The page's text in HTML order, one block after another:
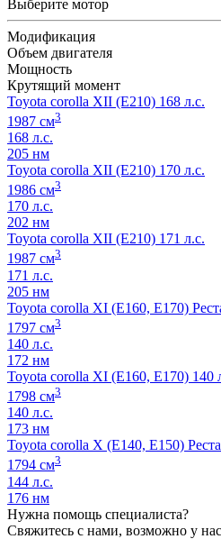
Выберите мотор
Модификация
Объем двигателя
Мощность
Крутящий момент
Toyota corolla XII (E210) 168 л.с.
1987 см3
168 л.с.
205 нм
Toyota corolla XII (E210) 170 л.с.
1986 см3
170 л.с.
202 нм
Toyota corolla XII (E210) 171 л.с.
1987 см3
171 л.с.
205 нм
Toyota corolla XI (E160, E170)
1797 см3
140 л.с.
172 нм
Toyota corolla XI (E160, E170) 140
1798 см3
140 л.с.
173 нм
Toyota corolla X (E140, E150)
1794 см3
144 л.с.
176 нм
Нужна помощь специалиста?
Свяжитесь с нами, возможно у